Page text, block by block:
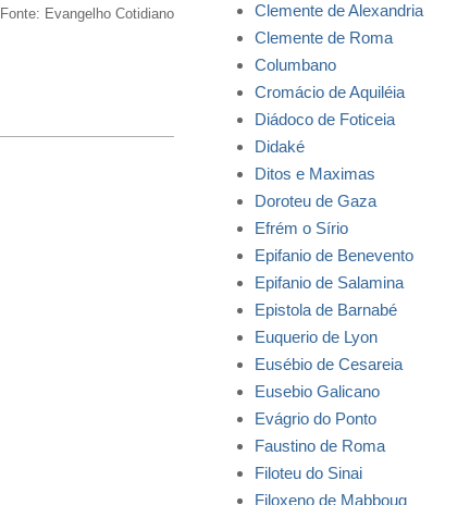
Fonte: Evangelho Cotidiano
Clemente de Alexandria
Clemente de Roma
Columbano
Cromácio de Aquiléia
Diádoco de Foticeia
Didaké
Ditos e Maximas
Doroteu de Gaza
Efrém o Sírio
Epifanio de Benevento
Epifanio de Salamina
Epistola de Barnabé
Euquerio de Lyon
Eusébio de Cesareia
Eusebio Galicano
Evágrio do Ponto
Faustino de Roma
Filoteu do Sinai
Filoxeno de Mabboug